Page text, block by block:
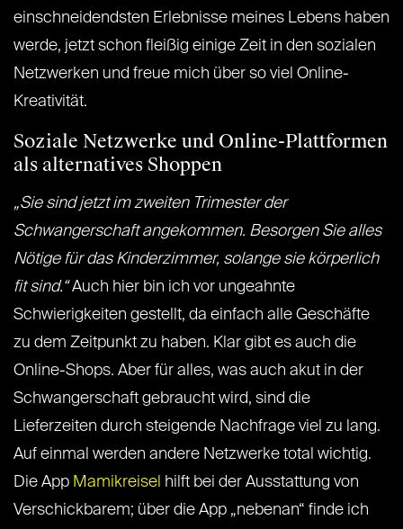
einschneidendsten Erlebnisse meines Lebens haben
werde, jetzt schon fleißig einige Zeit in den sozialen
Netzwerken und freue mich über so viel Online-
Kreativität.
Soziale Netzwerke und Online-Plattformen
als alternatives Shoppen
„Sie sind jetzt im zweiten Trimester der
Schwangerschaft angekommen. Besorgen Sie alles
Nötige für das Kinderzimmer, solange sie körperlich
fit sind.“Auch hier bin ich vor ungeahnte
Schwierigkeiten gestellt, da einfach alle Geschäfte
zu dem Zeitpunkt zu haben. Klar gibt es auch die
Online-Shops. Aber für alles, was auch akut in der
Schwangerschaft gebraucht wird, sind die
Lieferzeiten durch steigende Nachfrage viel zu lang.
Auf einmal werden andere Netzwerke total wichtig.
Die App Mamikreisel hilft bei der Ausstattung von
Verschickbarem; über die App „​nebenan​“ finde ich